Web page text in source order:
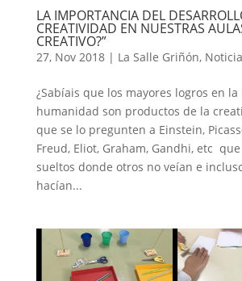
LA IMPORTANCIA DEL
CREATIVIDAD EN NUESTRAS
CREATIVO?”
27, Nov 2018| La Salle Griñón,
¿Sabíais que los mayores logros en
humanidad son productos de la
que se lo pregunten a Einstein,
Freud, Eliot, Graham, Gandhi, etc
sueltos donde otros no veían e
hacían...